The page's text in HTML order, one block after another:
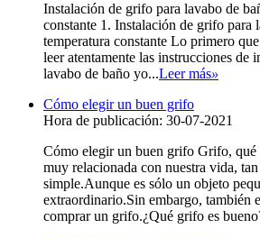
Instalación de grifo para lavabo de
constante 1. Instalación de grifo para
temperatura constante Lo primero
leer atentamente las instrucciones de
lavabo de baño yo...Leer más»
Cómo elegir un buen grifo
Hora de publicación: 30-07-2021
Cómo elegir un buen grifo Grifo, qué
muy relacionada con nuestra vida,
simple.Aunque es sólo un objeto
extraordinario.Sin embargo, también
comprar un grifo.¿Qué grifo es